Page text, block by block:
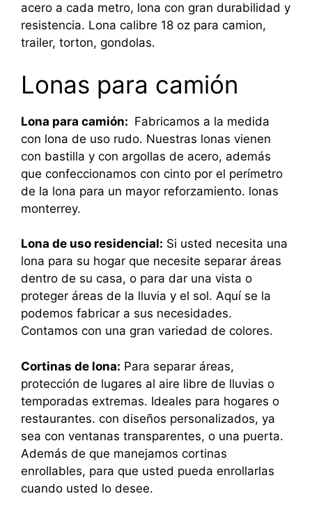
acero a cada metro, lona con gran durabilidad y
resistencia. Lona calibre 18 oz para camion,
trailer, torton, gondolas.
Lonas para camión
Lona para camión: Fabricamos a la medida
con lona de uso rudo. Nuestras lonas vienen
con bastilla y con argollas de acero, además
que confeccionamos con cinto por el perímetro
de la lona para un mayor reforzamiento. lonas
monterrey.
Lona de uso residencial: Si usted necesita una
lona para su hogar que necesite separar áreas
dentro de su casa, o para dar una vista o
proteger áreas de la lluvia y el sol. Aquí se la
podemos fabricar a sus necesidades.
Contamos con una gran variedad de colores.
Cortinas de lona: Para separar áreas,
protección de lugares al aire libre de lluvias o
temporadas extremas. Ideales para hogares o
restaurantes. con diseños personalizados, ya
sea con ventanas transparentes, o una puerta.
Además de que manejamos cortinas
enrollables, para que usted pueda enrollarlas
cuando usted lo desee.